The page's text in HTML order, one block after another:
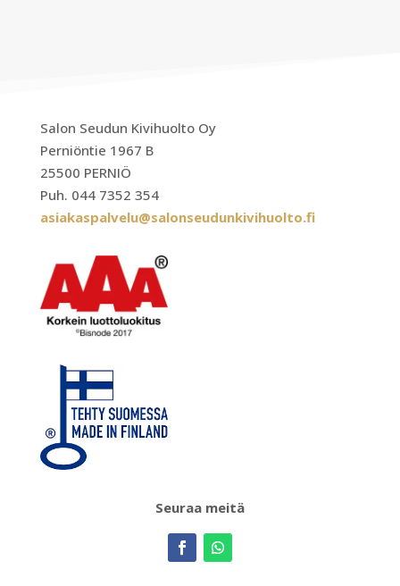
Salon Seudun Kivihuolto Oy
Perniöntie 1967 B
25500 PERNIÖ
Puh. 044 7352 354
asiakaspalvelu@salonseudunkivihuolto.fi
Seuraa meitä